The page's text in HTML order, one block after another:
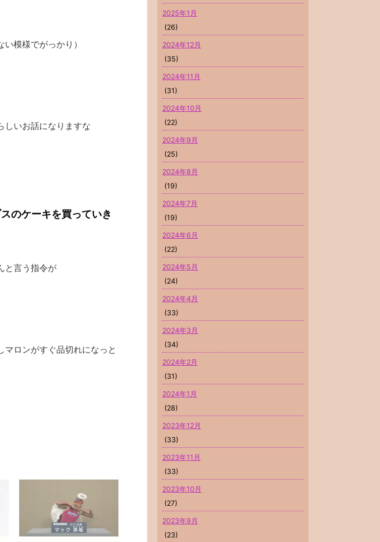
模様でがっかり）
しいお話になりますな
のケーキを買っていき
と言う指令が
ロンがすぐ品切れになっと
2025年1月
(26)
2024年12月
(35)
2024年11月
(31)
2024年10月
(22)
2024年9月
(25)
2024年8月
(19)
2024年7月
(19)
2024年6月
(22)
2024年5月
(24)
2024年4月
(33)
2024年3月
(34)
2024年2月
(31)
2024年1月
(28)
2023年12月
(33)
2023年11月
(33)
2023年10月
(27)
2023年9月
(23)